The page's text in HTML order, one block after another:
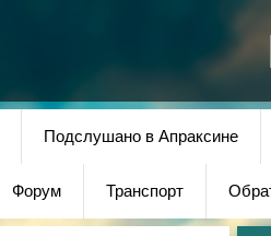
Подслушано в Апраксине
Форум Транспорт